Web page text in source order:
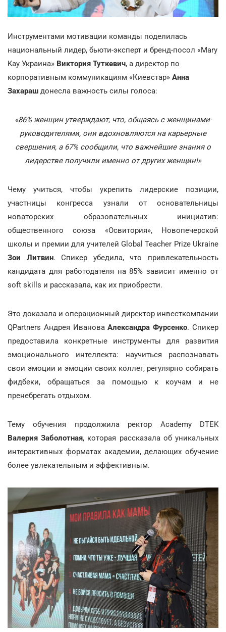
Инструментами мотивации команды поделилась
национальный лидер, бьюти-эксперт и бренд-посол «Mary
Kay Украина» Виктория Туткевич, а директор по
корпоративным коммуникациям «Киевстар» Анна
Захараш донесла важность силы голоса:
«86% женщин утверждают, что, общаясь с женщинами-
руководителями, они вдохновляются на карьерные
свершения, а 67% сообщили, что важнейшие знания о
лидерстве получили именно от других женщин!»
Чему учиться, чтобы укрепить лидерские позиции,
участницы конгресса узнали от основательницы
новаторских образовательных инициатив:
общественного союза «Освитория», Новопечерской
школы и премии для учителей Global Teacher Prize Ukraine
Зои Литвин. Спикер убедила, что привлекательность
кандидата для работодателя на 85% зависит именно от
soft skills и рассказала, как их приобрести.
Это доказала и операционный директор инвесткомпании
QPartners Андрея ИвановаАлександра Фурсенко. Спикер
предоставила конкретные инструменты для развития
эмоционального интеллекта: научиться распознавать
свои эмоции и эмоции своих коллег, регулярно собирать
фидбеки, обращаться за помощью к коучам и не
пренебрегать отдыхом.
Тему обучения продолжила ректор Academy DTEK
Валерия Заболотная, которая рассказала об уникальных
интерактивных форматах академии, делающих обучение
более увлекательным и эффективным.